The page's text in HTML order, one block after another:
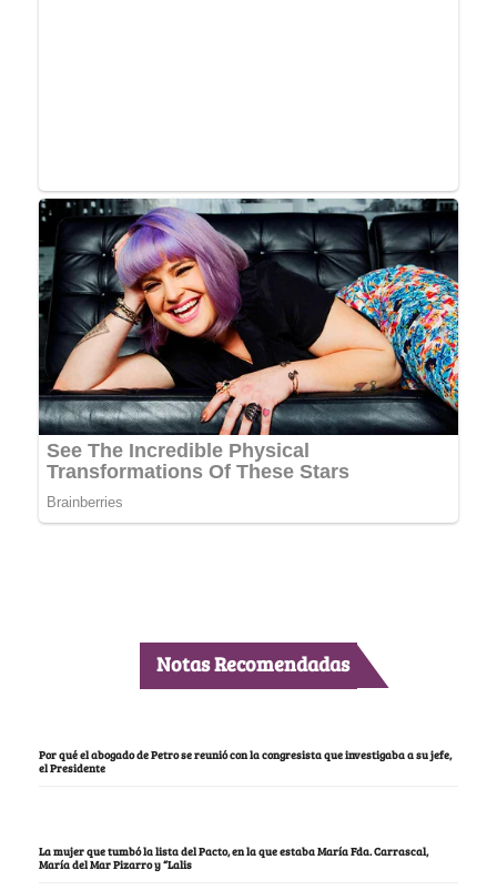
Notas Recomendadas
Por qué el abogado de Petro se reunió con la congresista que investigaba a su jefe,
el Presidente
La mujer que tumbó la lista del Pacto, en la que estaba María Fda. Carrascal,
María del Mar Pizarro y “Lalis